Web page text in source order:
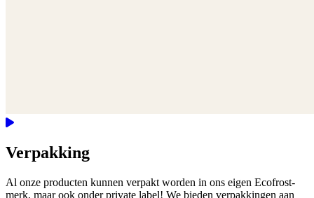
Verpakking
Al onze producten kunnen verpakt worden in ons eigen Ecofrost-
merk, maar ook onder private label! We bieden verpakkingen aan